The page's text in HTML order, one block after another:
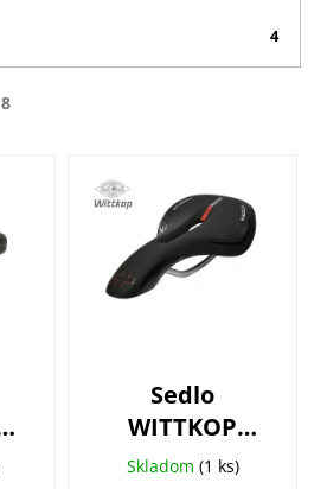
4
8
Sedlo
WITTKOP
Race Twin
Skladom (1 ks)